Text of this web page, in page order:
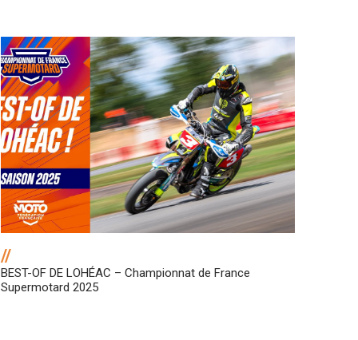
//
BEST-OF DE LOHÉAC – Championnat de France
Supermotard 2025